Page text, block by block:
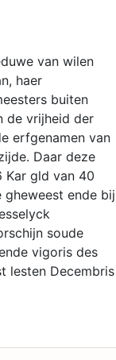
van wilen
haer
buiten
de vrijheid der
erfgenamen van
Daar deze
Kar gld van 40
gheweest ende bij
soude
vigoris des
lesten Decembris